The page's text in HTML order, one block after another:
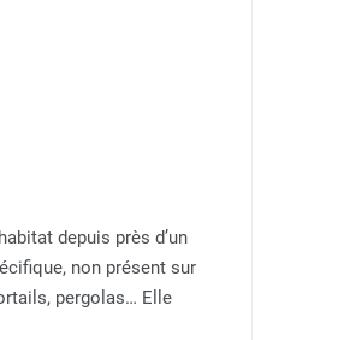
depuis près d’un
non présent sur
pergolas… Elle